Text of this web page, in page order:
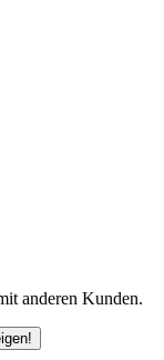
anderen Kunden.